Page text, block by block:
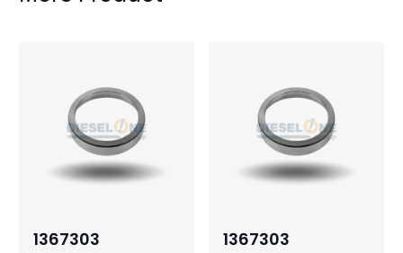
1367303 1367303